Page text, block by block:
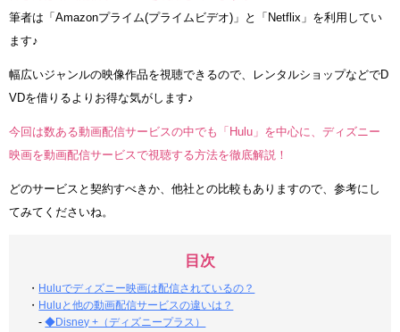
筆者は「Amazonプライム(プライムビデオ)」と「Netflix」を利用してい
ます♪
幅広いジャンルの映像作品を視聴できるので、レンタルショップなどでD
VDを借りるよりお得な気がします♪
今回は数ある動画配信サービスの中でも「Hulu」を中心に、ディズニー
映画を動画配信サービスで視聴する方法を徹底解説！
どのサービスと契約すべきか、他社との比較もありますので、参考にし
てみてくださいね。
目次
・ Huluでディズニー映画は配信されているの？
・ Huluと他の動画配信サービスの違いは？
-◆Disney +（ディズニープラス）